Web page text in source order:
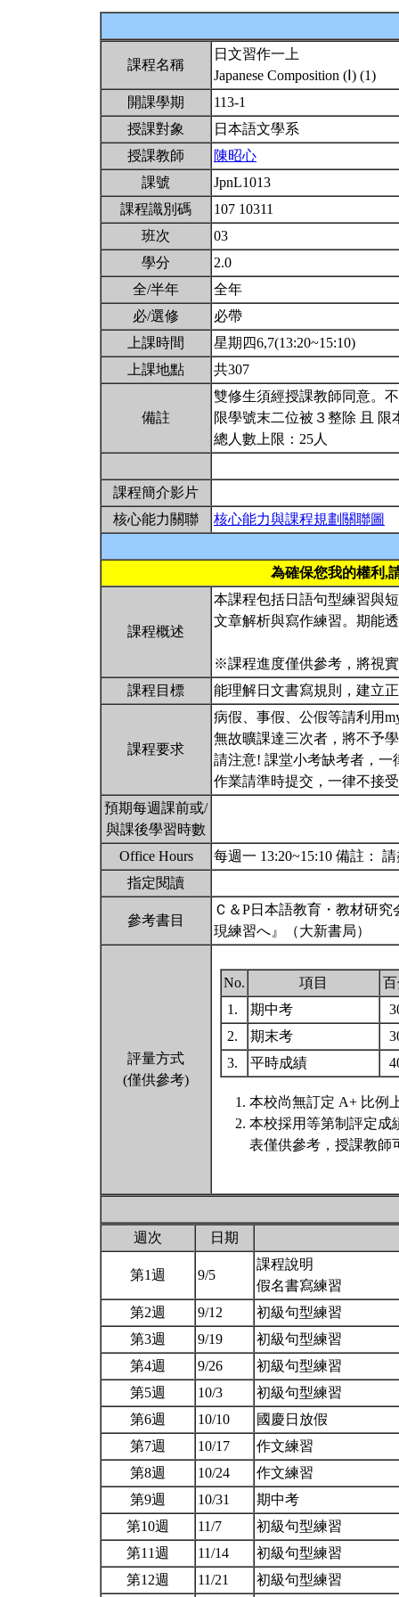
課程名稱
日文習作一上
Japanese Composition (Ⅰ) (1)
開課學期
113-1
授課對象
日本語文學系
授課教師
陳昭心
課號
JpnL1013
課程識別碼
107 10311
班次
03
學分
2.0
全/半年
全年
必/選修
必帶
上課時間
星期四6,7(13:20~15:10)
上課地點
共307
備註
雙修生須經授課教師同意。
限學號末二位被３整除 且
總人數上限：25人
課程簡介影片
核心能力關聯
核心能力與課程規劃關聯圖
為確保您我的權利,
課程概述
本課程包括日語句型練習與
文章解析與寫作練習。期能
※課程進度僅供參考，將視
課程目標
能理解日文書寫規則，建立
課程要求
病假、事假、公假等請利用
無故曠課達三次者，將不予
請注意! 課堂小考缺考者，一
作業請準時提交，一律不接
預期每週課前或/
與課後學習時數
Office Hours
每週一 13:20~15:10 備註：
指定閱讀
參考書目
Ｃ＆P日本語教育・教材研
現練習へ』（大新書局）
評量方式
(僅供參考)
No. 項目
1.
期中考
2.
期末考
3.
平時成績
本校尚無訂定 A+ 比例
本校採用等第制評定成
表僅供參考，授課教師
週次 日期
第1週 9/5
課程說明
假名書寫練習
第2週
9/12
初級句型練習
第3週
9/19
初級句型練習
第4週
9/26
初級句型練習
第5週
10/3
初級句型練習
第6週
10/10
國慶日放假
第7週
10/17
作文練習
第8週
10/24
作文練習
第9週
10/31
期中考
第10週
11/7
初級句型練習
第11週
11/14
初級句型練習
第12週
11/21 初級句型練習